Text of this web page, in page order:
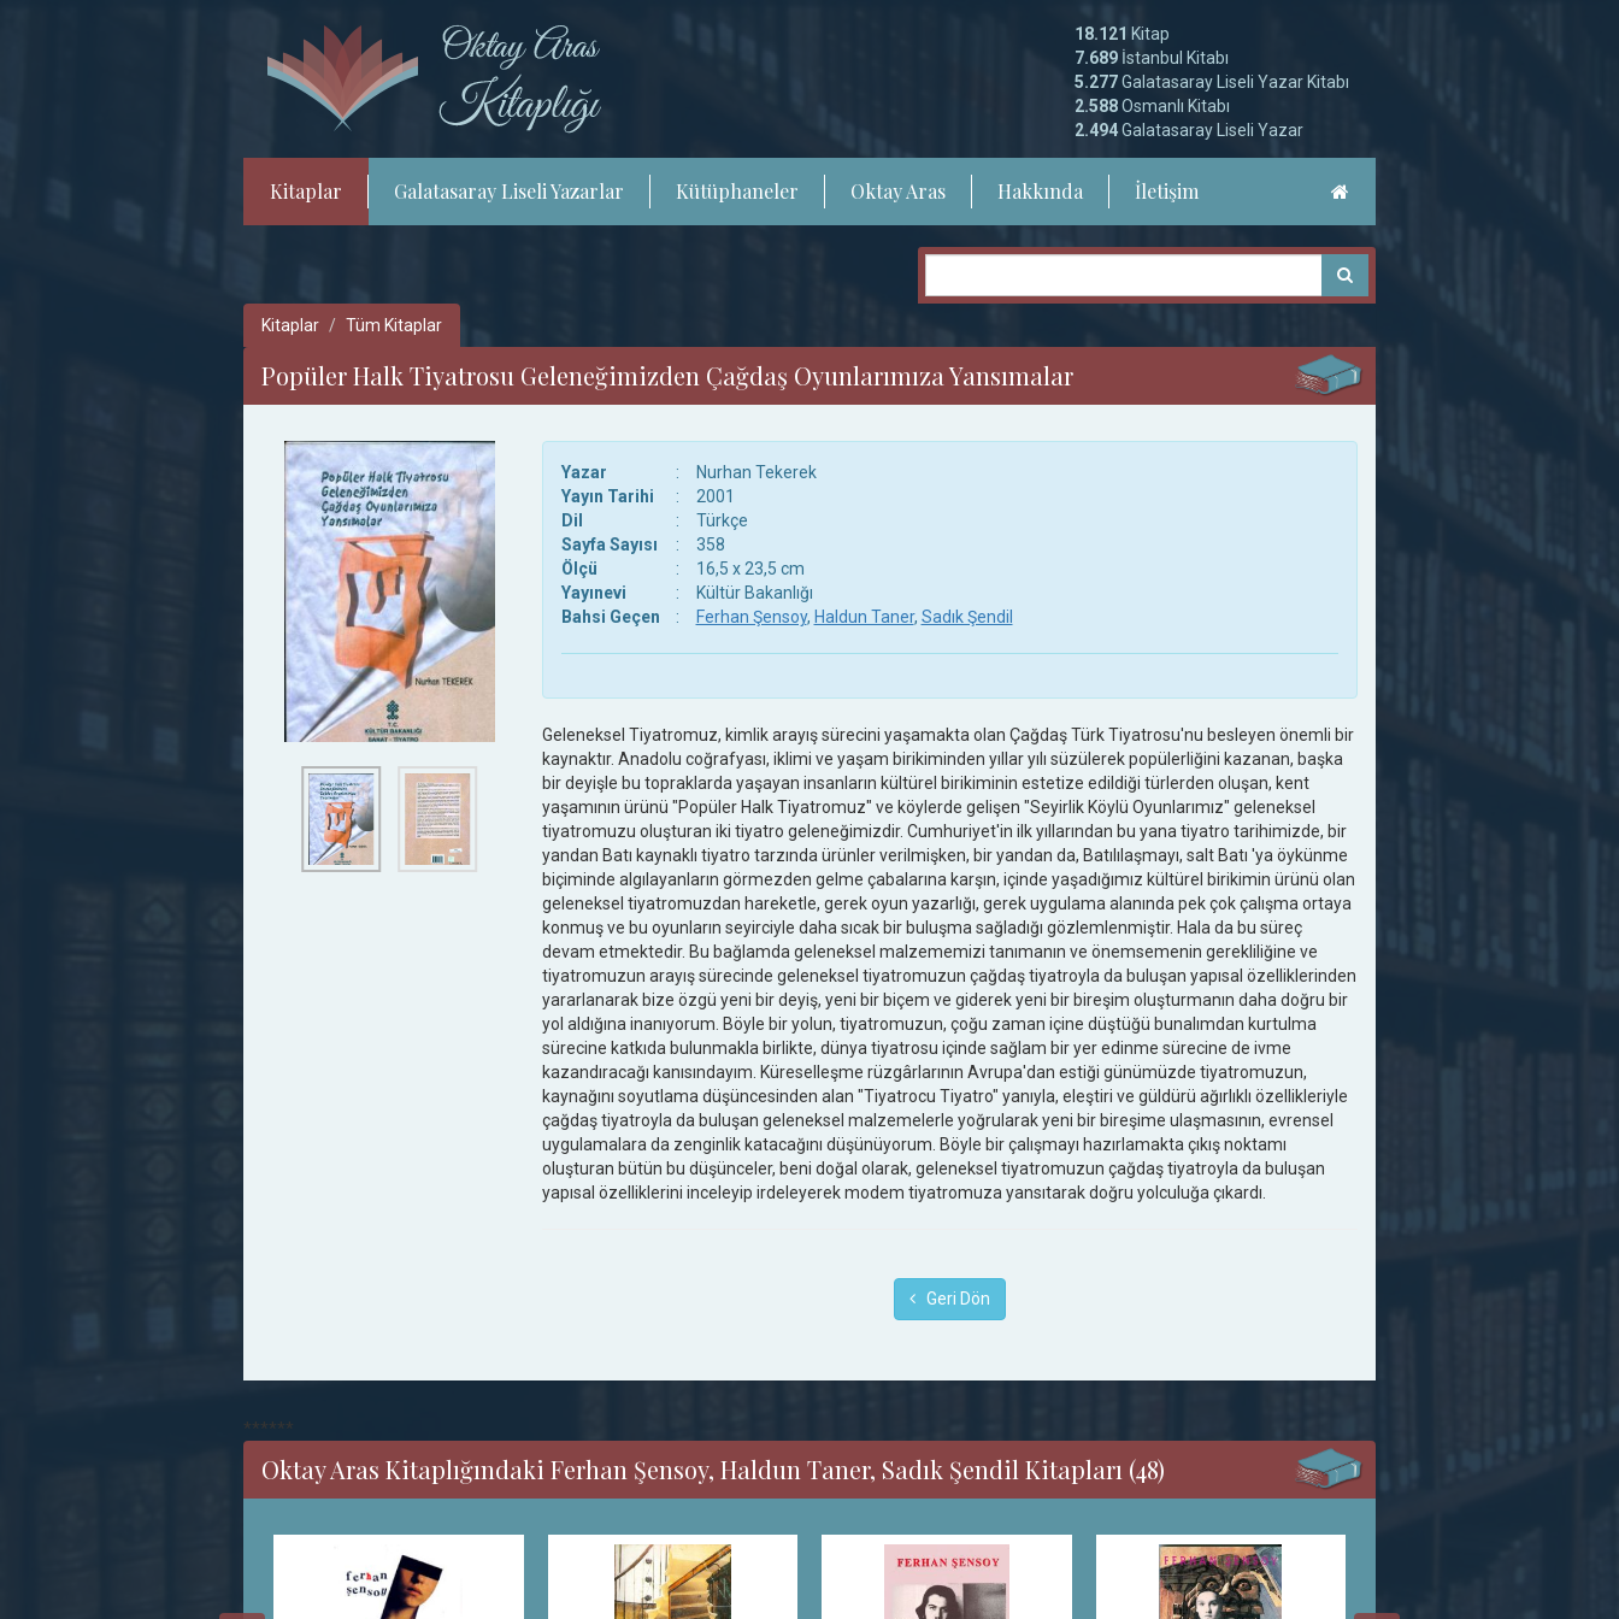
18.121 Kitap
7.689 İstanbul Kitabı
5.277Galatasaray Liseli Yazar Kitabı
2.588Osmanlı Kitabı
2.494Galatasaray Liseli Yazar
Kitaplar Galatasaray Liseli Yazarlar Kütüphaneler Oktay Aras Hakkında İletişim
Kitaplar Tüm Kitaplar
Popüler Halk Tiyatrosu Geleneğimizden Çağdaş Oyunlarımıza Yansımalar
Yazar :
Nurhan Tekerek
Yayın Tarihi
:
2001
Dil
:
Türkçe
Sayfa Sayısı
:
358
Ölçü
:
16,5 x 23,5 cm
Yayınevi
:
Kültür Bakanlığı
Bahsi Geçen
: Ferhan Şensoy, Haldun Taner, Sadık Şendil
Geleneksel Tiyatromuz, kimlik arayış sürecini yaşamakta olan Çağdaş Türk Tiyatrosu'nu besleyen önemli bir
kaynaktır. Anadolu coğrafyası, iklimi ve yaşam birikiminden yıllar yılı süzülerek popülerliğini kazanan, başka
bir deyişle bu topraklarda yaşayan insanların kültürel birikiminin estetize edildiği türlerden oluşan, kent
yaşamının ürünü "Popüler Halk Tiyatromuz" ve köylerde gelişen "Seyirlik Köylü Oyunlarımız" geleneksel
tiyatromuzu oluşturan iki tiyatro geleneğimizdir. Cumhuriyet'in ilk yıllarından bu yana tiyatro tarihimizde, bir
yandan Batı kaynaklı tiyatro tarzında ürünler verilmişken, bir yandan da, Batılılaşmayı, salt Batı 'ya öykünme
biçiminde algılayanların görmezden gelme çabalarına karşın, içinde yaşadığımız kültürel birikimin ürünü olan
geleneksel tiyatromuzdan hareketle, gerek oyun yazarlığı, gerek uygulama alanında pek çok çalışma ortaya
konmuş ve bu oyunların seyirciyle daha sıcak bir buluşma sağladığı gözlemlenmiştir. Hala da bu süreç
devam etmektedir. Bu bağlamda geleneksel malzememizi tanımanın ve önemsemenin gerekliliğine ve
tiyatromuzun arayış sürecinde geleneksel tiyatromuzun çağdaş tiyatroyla da buluşan yapısal özelliklerinden
yararlanarak bize özgü yeni bir deyiş, yeni bir biçem ve giderek yeni bir bireşim oluşturmanın daha doğru bir
yol aldığına inanıyorum. Böyle bir yolun, tiyatromuzun, çoğu zaman içine düştüğü bunalımdan kurtulma
sürecine katkıda bulunmakla birlikte, dünya tiyatrosu içinde sağlam bir yer edinme sürecine de ivme
kazandıracağı kanısındayım. Küreselleşme rüzgârlarının Avrupa'dan estiği günümüzde tiyatromuzun,
kaynağını soyutlama düşüncesinden alan "Tiyatrocu Tiyatro" yanıyla, eleştiri ve güldürü ağırlıklı özellikleriyle
çağdaş tiyatroyla da buluşan geleneksel malzemelerle yoğrularak yeni bir bireşime ulaşmasının, evrensel
uygulamalara da zenginlik katacağını düşünüyorum. Böyle bir çalışmayı hazırlamakta çıkış noktamı
oluşturan bütün bu düşünceler, beni doğal olarak, geleneksel tiyatromuzun çağdaş tiyatroyla da buluşan
yapısal özelliklerini inceleyip irdeleyerek modem tiyatromuza yansıtarak doğru yolculuğa çıkardı.
Geri Dön
******
Oktay Aras Kitaplığındaki Ferhan Şensoy, Haldun Taner, Sadık Şendil Kitapları (48)